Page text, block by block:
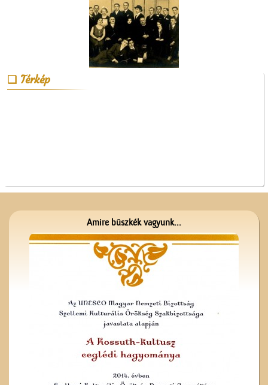
Műkedvelő színjátszók
Cegléden
székháza
Térkép
Amire büszkék vagyunk...